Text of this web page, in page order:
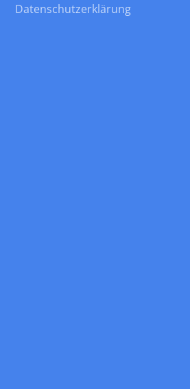
Datenschutzerklärung